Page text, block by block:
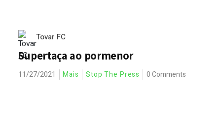
Tovar FC
Supertaça ao pormenor
11/27/2021 Mais Stop The Press 0 Comments